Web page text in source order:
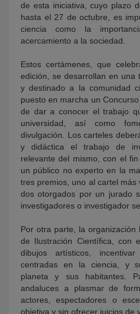
de esta iniciativa, cuyo plazo
hasta el 27 de octubre, es
ciencia como la
acercamiento a la sociedad.
Estos certámenes, que
edición, se desarrollan en una
y destinado a la comunidad
puesto en marcha un
de dar a conocer el trabajo
universidad, así como
divulgación. Los carteles
y didáctica el trabajo de
relevante del mismo, con el
un público no experto en la
tres premios, uno al cartel
dos otorgados por un jurado
investigadores o investigador
Por otra parte, la organización
de Ilustración Científica, con
dibujos artísticos,
centradas en la ciencia, y
planeta y sus habitantes.
andaluces a plasmar de
actores, espectadores o
objetiva y sin ofrecer juicios de